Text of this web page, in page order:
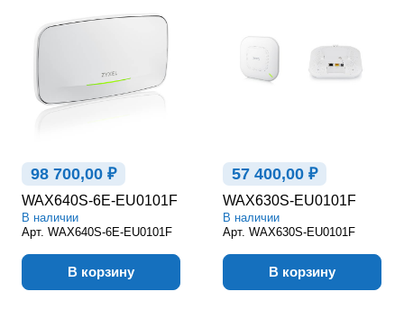
98 700,00 ₽
WAX640S-6E-EU0101F
В наличии
Арт. WAX640S-6E-EU0101F
В корзину
57 400,00 ₽
WAX630S-EU0101F
В наличии
Арт. WAX630S-EU0101F
В корзину